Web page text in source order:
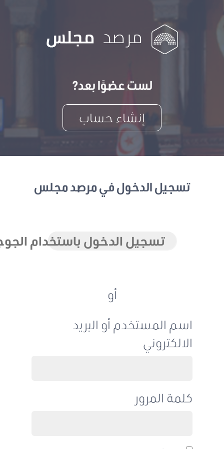
لست عضوًا بعد?
إنشاء حساب
تسجيل الدخول في مرصد مجلس
تسجيل الدخول باستخدام الجوجل
اسم المستخدم أو البريد
الالكتروني
كلمة المرور